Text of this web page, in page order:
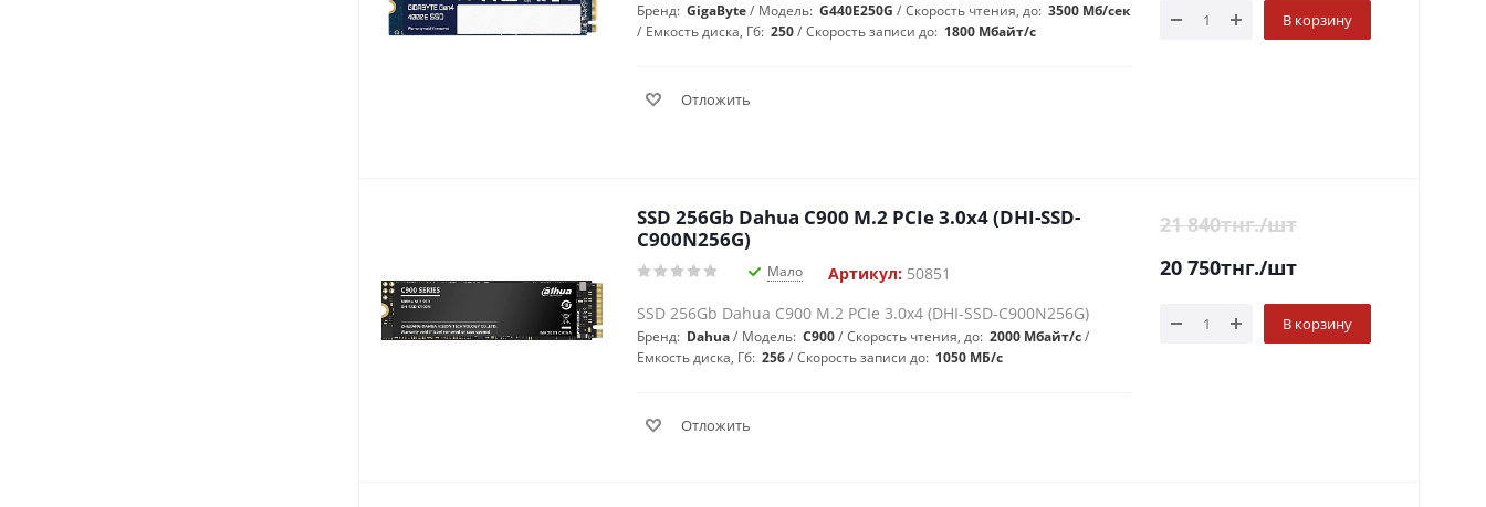
Бренд: GigaByte Модель: G440E250G Скорость чтения, до: 3500 Мб/сек
Емкость диска, Гб: 250 Скорость записи до: 1800 Мбайт/с
Отложить
В корзину
SSD 256Gb Dahua C900 M.2 PCIe 3.0x4 (DHI-SSD-
C900N256G)
Мало Артикул: 50851
SSD 256Gb Dahua C900 M.2 PCIe 3.0x4 (DHI-SSD-C900N256G)
Бренд: Dahua Модель: C900 Скорость чтения, до: 2000 Мбайт/с
Емкость диска, Гб: 256 Скорость записи до: 1050 МБ/с
Отложить
21 840тнг./шт
20 750тнг./шт
В корзину